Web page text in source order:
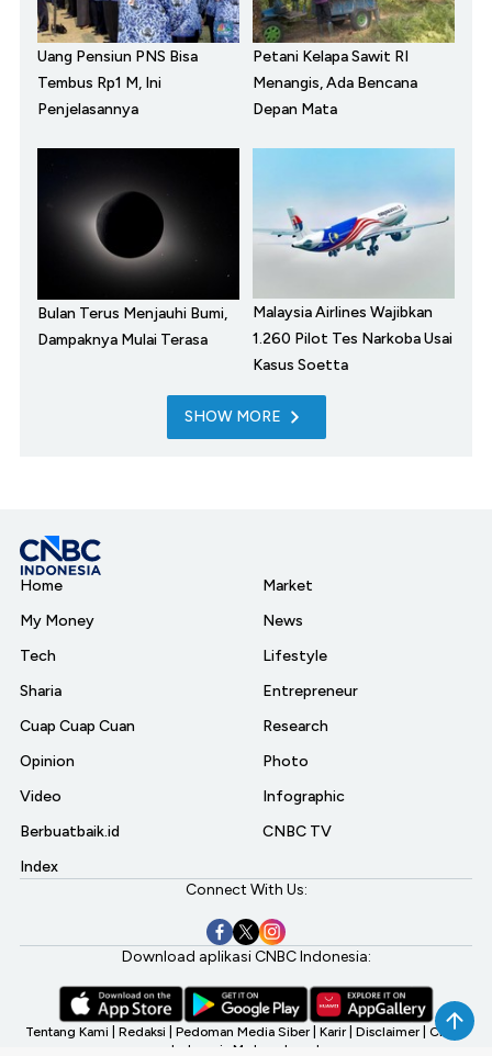
Uang Pensiun PNS Bisa
Tembus Rp1 M, Ini
Penjelasannya
Petani Kelapa Sawit RI
Menangis, Ada Bencana
Depan Mata
Bulan Terus Menjauhi Bumi,
Dampaknya Mulai Terasa
Malaysia Airlines Wajibkan
1.260 Pilot Tes Narkoba Usai
Kasus Soetta
SHOW MORE
Home
My Money
Tech
Sharia
Cuap Cuap Cuan
Opinion
Video
Berbuatbaik.id
Index
Market
News
Lifestyle
Entrepreneur
Research
Photo
Infographic
CNBC TV
Connect With Us:
Download aplikasi CNBC Indonesia:
Tentang Kami Redaksi Pedoman Media Siber Karir Disclaimer CNBC
Indonesia My Investment